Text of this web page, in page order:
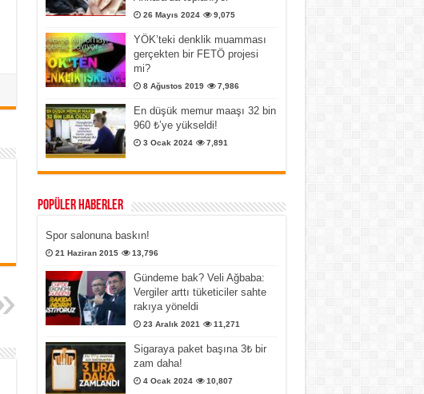
26 Mayıs 2024 9,075
YÖK’teki denklik muamması
gerçekten bir FETÖ projesi
mi?
8 Ağustos 2019 7,986
En düşük memur maaşı 32 bin
960 ₺’ye yükseldi!
3 Ocak 2024 7,891
Popüler Haberler
Spor salonuna baskın!
21 Haziran 2015 13,796
Gündeme bak? Veli Ağbaba:
Vergiler arttı tüketiciler sahte
rakıya yöneldi
23 Aralık 2021 11,271
Sigaraya paket başına 3₺ bir
zam daha!
4 Ocak 2024 10,807